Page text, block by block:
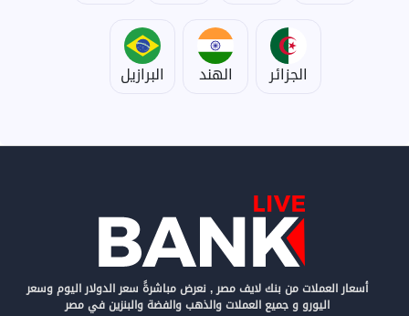
الجزائر الهند البرازيل
أسعار العملات من بنك لايف مصر , نعرض مباشرةً سعر الدولار اليوم وسعر
اليورو و جميع العملات والذهب والفضة والبنزين في مصر